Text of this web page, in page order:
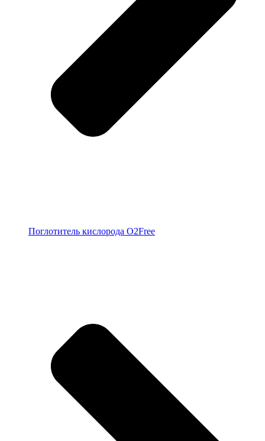
Поглотитель кислорода O2Free